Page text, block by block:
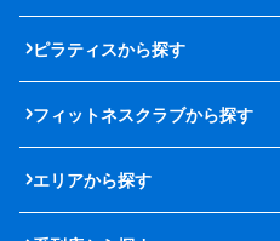
ピラティスから探す
フィットネスクラブから探す
エリアから探す